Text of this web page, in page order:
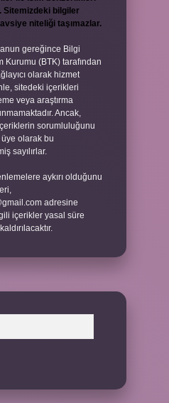
Sitemizdeki bilgiler
niteliği taşımazlar.
gereğince Bilgi
Kurumu (BTK) tarafından
olarak hizmet
sitedeki içerikleri
veya araştırma
Ancak,
sorumluluğunu
üye olarak bu
sayılırlar.
aykırı olduğunu
adresine
içerikler yasal süre